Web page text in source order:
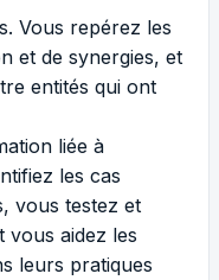
Vous repérez les
et de synergies, et
entités qui ont
liée à
les cas
vous testez et
vous aidez les
leurs pratiques